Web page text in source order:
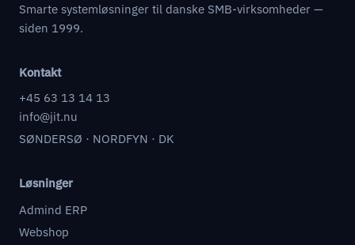
Smarte systemløsninger til danske SMB-virksomheder —
siden 1999.
Kontakt
+45 63 13 14 13
info@jit.nu
SØNDERSØ · NORDFYN · DK
Løsninger
Admind ERP
Webshop